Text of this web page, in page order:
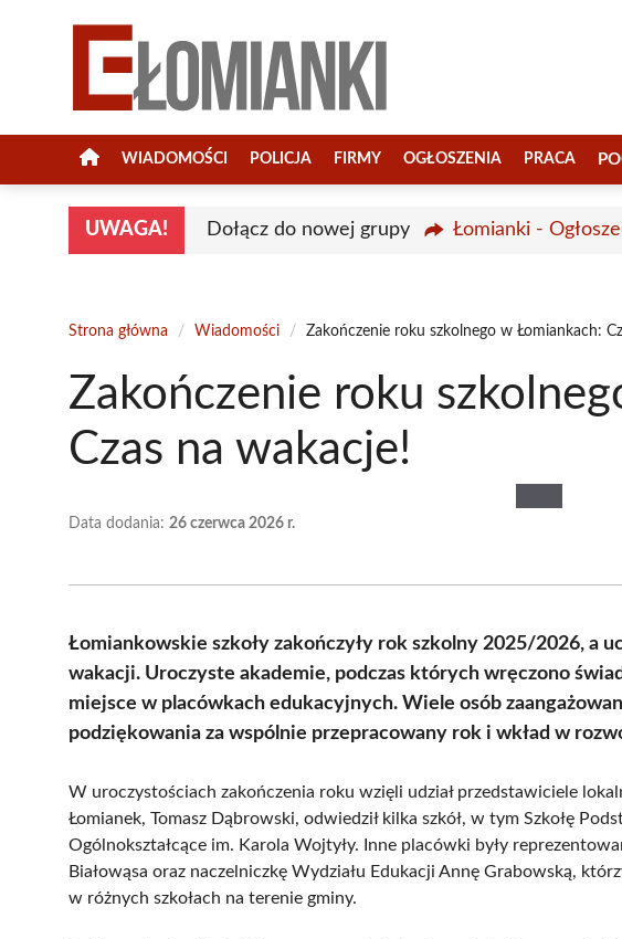
WIADOMOŚCI POLICJA FIRMY OGŁOSZENIA PRACA
UWAGA! Dołącz do nowej grupy Łomianki -
Strona główna / Wiadomości / Zakończenie roku szkolnego w Łomiankach:
Zakończenie roku
Czas na wakacje!
Data dodania: 26 czerwca 2026 r.
Łomiankowskie szkoły zakończyły rok szkolny 2025/2026, a
wakacji. Uroczyste akademie, podczas których wręczono
miejsce w placówkach edukacyjnych. Wiele osób
podziękowania za wspólnie przepracowany rok i wkład w
W uroczystościach zakończenia roku wzięli udział przedstawiciele
Łomianek, Tomasz Dąbrowski, odwiedził kilka szkół, w tym Szkołę
Ogólnokształcące im. Karola Wojtyły. Inne placówki były
Białowąsa oraz naczelniczkę Wydziału Edukacji Annę Grabowską,
w różnych szkołach na terenie gminy.